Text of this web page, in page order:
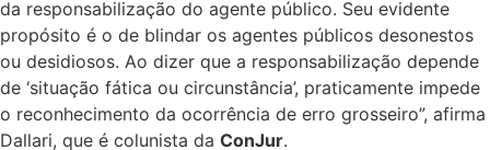
da responsabilização do agente público. Seu evidente
propósito é o de blindar os agentes públicos desonestos
ou desidiosos. Ao dizer que a responsabilização depende
de ‘situação fática ou circunstância’, praticamente impede
o reconhecimento da ocorrência de erro grosseiro”, afirma
Dallari, que é colunista da ConJur.